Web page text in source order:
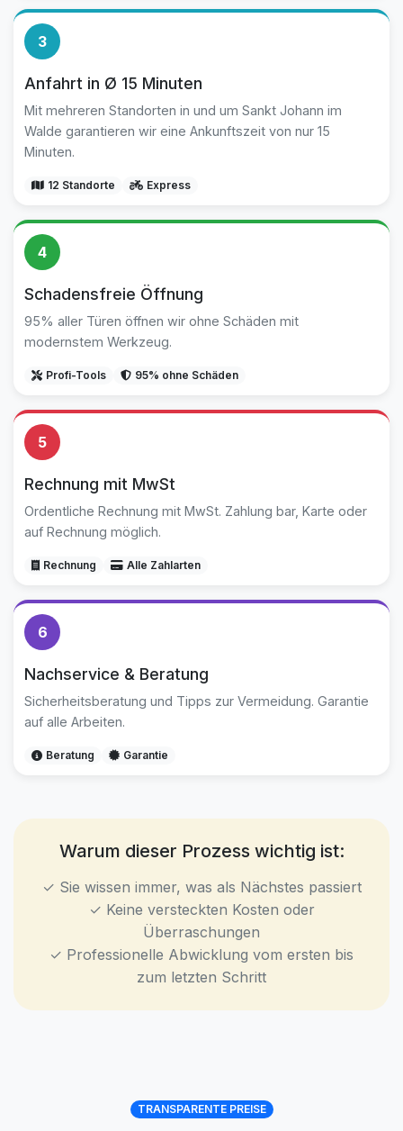
3
Anfahrt in Ø 15 Minuten
Mit mehreren Standorten in und um Sankt Johann im
Walde garantieren wir eine Ankunftszeit von nur 15
Minuten.
12 Standorte Express
4
Schadensfreie Öffnung
95% aller Türen öffnen wir ohne Schäden mit
modernstem Werkzeug.
Profi-Tools 95% ohne Schäden
5
Rechnung mit MwSt
Ordentliche Rechnung mit MwSt. Zahlung bar, Karte oder
auf Rechnung möglich.
Rechnung Alle Zahlarten
6
Nachservice & Beratung
Sicherheitsberatung und Tipps zur Vermeidung. Garantie
auf alle Arbeiten.
Beratung Garantie
Warum dieser Prozess wichtig ist:
✓ Sie wissen immer, was als Nächstes passiert
✓ Keine versteckten Kosten oder
Überraschungen
✓ Professionelle Abwicklung vom ersten bis
zum letzten Schritt
TRANSPARENTE PREISE